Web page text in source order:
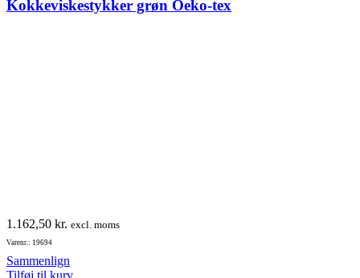
Kokkeviskestykker grøn Oeko-tex
1.162,50 kr. excl. moms
Varenr.: 19694
Sammenlign